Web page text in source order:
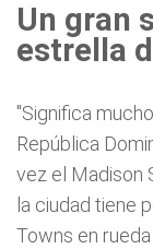
Un gran
estrella
"Significa
República
vez el Madison
la ciudad tiene
Towns en rueda